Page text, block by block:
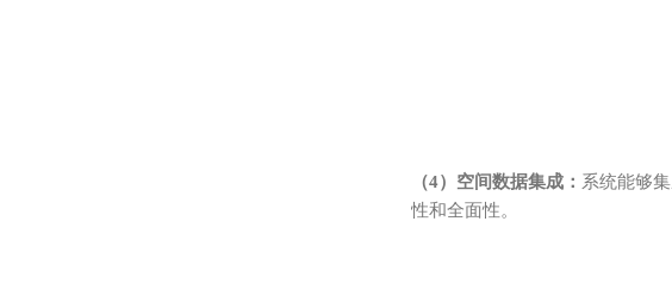
（4）空间数据集成： 系统能够
性和全面性。